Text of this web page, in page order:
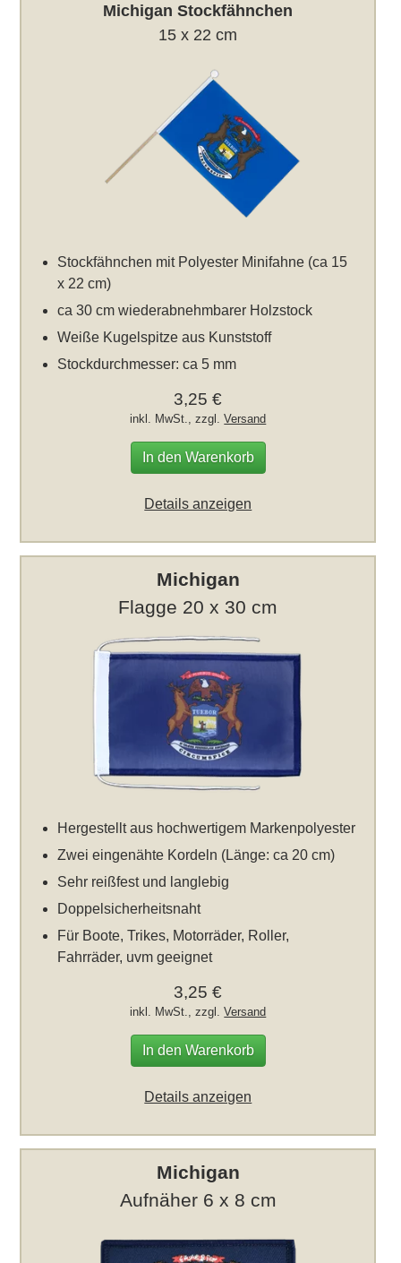
Michigan Stockfähnchen
15 x 22 cm
Stockfähnchen mit Polyester Minifahne (ca 15
x 22 cm)
ca 30 cm wiederabnehmbarer Holzstock
Weiße Kugelspitze aus Kunststoff
Stockdurchmesser: ca 5 mm
3,25 €
inkl. MwSt., zzgl.Versand
In den Warenkorb
Details anzeigen
Michigan
Flagge 20 x 30 cm
Hergestellt aus hochwertigem Markenpolyester
Zwei eingenähte Kordeln (Länge: ca 20 cm)
Sehr reißfest und langlebig
Doppelsicherheitsnaht
Für Boote, Trikes, Motorräder, Roller,
Fahrräder, uvm geeignet
3,25 €
inkl. MwSt., zzgl.Versand
In den Warenkorb
Details anzeigen
Michigan
Aufnäher 6 x 8 cm